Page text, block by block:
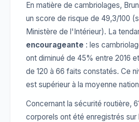
En matière de cambriolages,
un score de risque de 49,3/100
Ministère de l'Intérieur). La
encourageante : les
ont diminué de 45% entre 2016
de 120 à 66 faits constatés. Ce
est supérieur à la moyenne
Concernant la sécurité routière,
corporels ont été enregistrés sur